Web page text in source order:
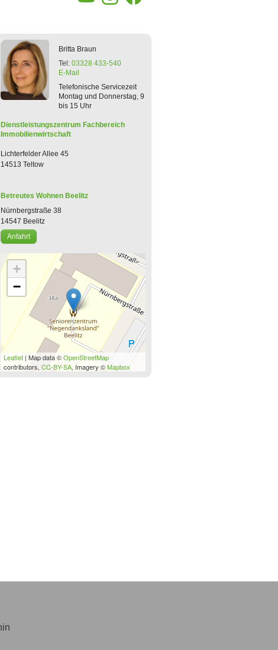
BrittaBraun
Tel: 03328 433-540
E-Mail
Telefonische Servicezeit
Montag und Donnerstag, 9
bis 15 Uhr
Dienstleistungszentrum Fachbereich
Immobilienwirtschaft
Lichterfelder Allee 45
14513 Teltow
Betreutes Wohnen Beelitz
Nürnbergstraße 38
14547 Beelitz
Anfahrt
+
−
Leaflet | Map data ©OpenStreetMap
contributors,CC-BY-SA, Imagery ©Mapbox